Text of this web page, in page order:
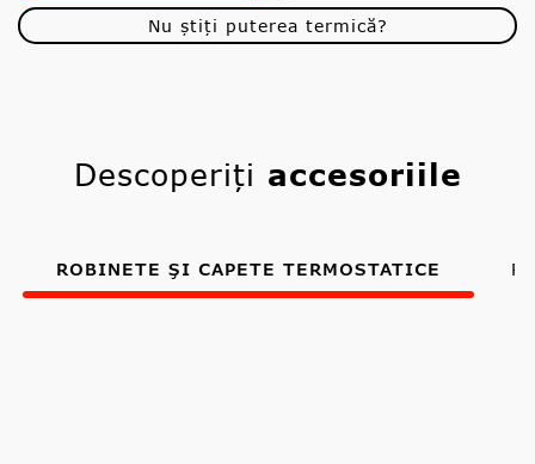
Nu știți puterea termică?
Descoperiți accesoriile
ROBINETE ŞI CAPETE TERMOSTATICE